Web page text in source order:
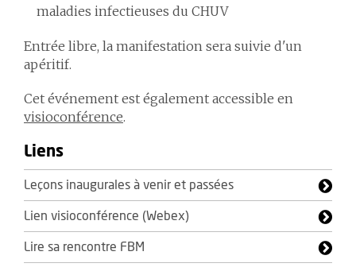
maladies infectieuses du CHUV
Entrée libre, la manifestation sera suivie d'un
apéritif.
Cet événement est également accessible en
visioconférence.
Liens
Leçons inaugurales à venir et passées
Lien visioconférence (Webex)
Lire sa rencontre FBM